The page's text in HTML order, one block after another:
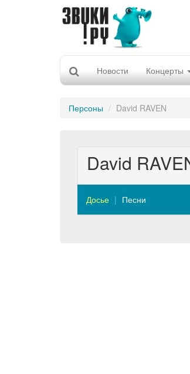
Новости Концерты
Персоны David RAVEN
David
Досье Песни